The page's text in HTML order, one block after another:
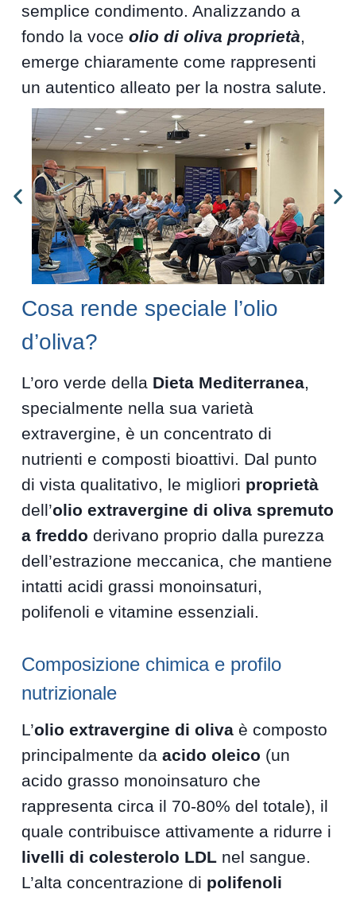
semplice condimento. Analizzando a
fondo la voceolio di oliva proprietà,
emerge chiaramente come rappresenti
un autentico alleato per la nostra salute.
Cosa rende speciale l’olio
d’oliva?
L’oro verde della Dieta Mediterranea,
specialmente nella sua varietà
extravergine, è un concentrato di
nutrienti e composti bioattivi. Dal punto
di vista qualitativo, le migliori proprietà
dell’olio extravergine di oliva spremuto
a freddo derivano proprio dalla purezza
dell’estrazione meccanica, che mantiene
intatti acidi grassi monoinsaturi,
polifenoli e vitamine essenziali.
Composizione chimica e profilo
nutrizionale
L’olio extravergine di oliva è composto
principalmente daacido oleico (un
acido grasso monoinsaturo che
rappresenta circa il 70-80% del totale), il
quale contribuisce attivamente a ridurre i
livelli di colesterolo LDL nel sangue.
L’alta concentrazione di polifenoli